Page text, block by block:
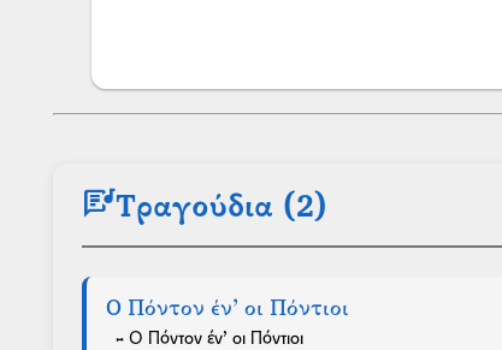
lyricsΤραγούδια (2)
Ο Πόντον έν’ οι Πόντιοι
- Ο Πόντον έν’ οι Πόντιοι